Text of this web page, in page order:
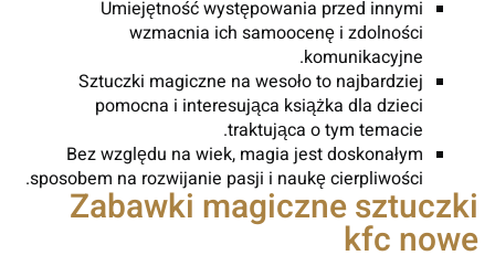
Umiejętność występowania przed innymi
wzmacnia ich samoocenę i zdolności
komunikacyjne.
Sztuczki magiczne na wesoło to najbardziej
pomocna i interesująca książka dla dzieci
traktująca o tym temacie.
Bez względu na wiek, magia jest doskonałym
sposobem na rozwijanie pasji i naukę cierpliwości.
Zabawki magiczne sztuczki
kfc nowe